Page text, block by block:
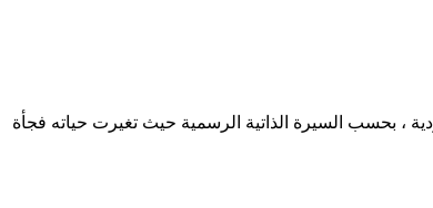
لندن خالد مسعود البالغ من العمر 52 عاما،والذي عمل مدرساً بالسعودية ، بحسب السيرة الذاتية الرسمية حيث تغيرت حياته فجأة